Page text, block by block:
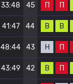
33:48 45 П П
41:47 44 В В
48:44 43 Н П
43:49 42 В П